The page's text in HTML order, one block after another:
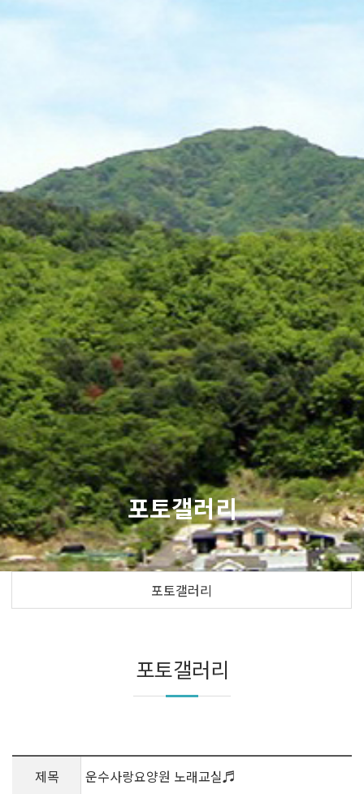
포토갤러리
포토갤러리
포토갤러리
제목 운수사랑요양원 노래교실♬